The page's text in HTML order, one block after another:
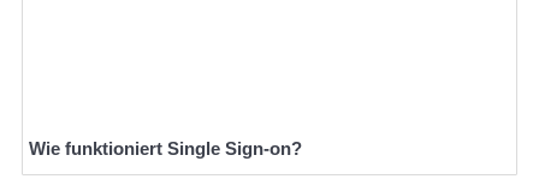
Wie funktioniert Single Sign-on?